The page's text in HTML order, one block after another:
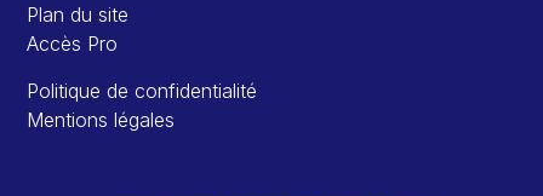
Plan du site
Accès Pro
Politique de confidentialité
Mentions légales